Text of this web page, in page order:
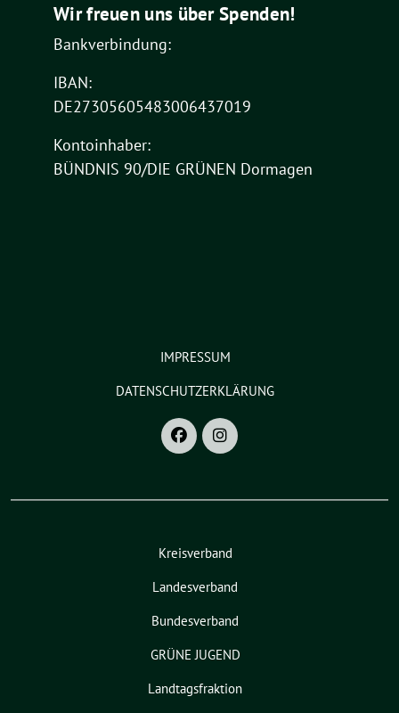
Wir freuen uns über Spenden!
Bankverbindung:
IBAN:
DE27305605483006437019
Kontoinhaber:
BÜNDNIS 90/DIE GRÜNEN Dormagen
IMPRESSUM
DATENSCHUTZERKLÄRUNG
Kreisverband
Landesverband
Bundesverband
GRÜNE JUGEND
Landtagsfraktion